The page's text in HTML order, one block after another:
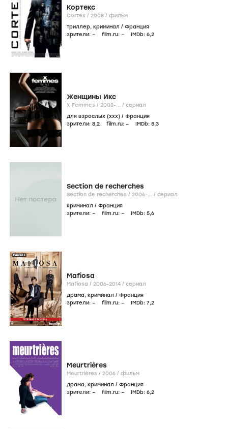
Кортекс
Cortex / 2008 / фильм
триллер, криминал / Франция
зрители: – film.ru: – IMDb: 6,2
Женщины Икс
X Femmes / 2008-... / сериал
для взрослых (xxx) / Франция
зрители: 8,2 film.ru: – IMDb: 5,3
Section de recherches
Section de recherches / 2006-... / сериал
криминал / Франция
зрители: – film.ru: – IMDb: 5,6
Mafiosa
Mafiosa / 2006-2014 / сериал
драма, криминал / Франция
зрители: – film.ru: – IMDb: 7,2
Meurtrières
Meurtrières / 2006 / фильм
драма, криминал / Франция
зрители: – film.ru: – IMDb: 6,2